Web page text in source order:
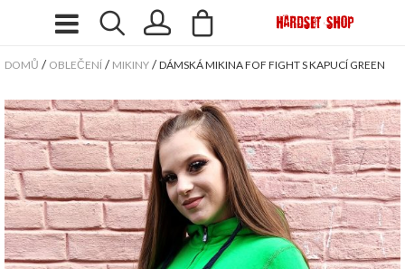
DOMŮ / OBLEČENÍ / MIKINY /DÁMSKÁ MIKINA FOF FIGHT S KAPUCÍ GREEN